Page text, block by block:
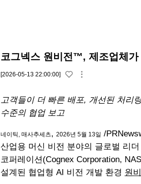
코그넥스 원비전™, 제조업체
[2026-05-13 22:00:00]
고객들이 더 빠른 배포, 개선된 처리
수준의 협업 보고
네이틱, 매사추세츠, 2026년 5월 13일 /
산업용 머신 비전 분야의 글로벌 리
코퍼레이션(Cognex Corporation,
설계된 협업형 AI 비전 개발 환경 원